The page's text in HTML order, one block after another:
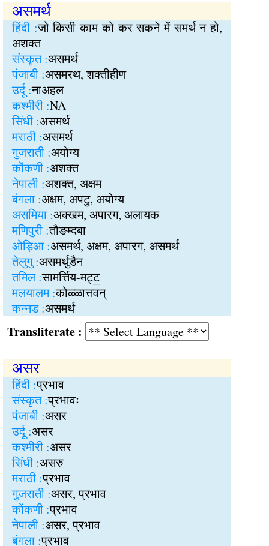
असमर्थ
हिंदी :जो किसी काम को कर सकने में समर्थ न हो,
अशक्त
संस्कृत :असमर्थ
पंजाबी :असमरथ, शक्तीहीण
उर्दू :नाअहल
कश्मीरी :NA
सिंधी :असमर्थ
मराठी :असमर्थ
गुजराती :अयोग्य
कोंकणी :अशक्त
नेपाली :अशक्त, अक्षम
बंगला :अक्षम, अपटु, अयोग्य
असमिया :अक्खम, अपारग, अलायक
मणिपुरी :तौङम्दबा
ओड़िआ :असमर्थ, अक्षम, अपारग, असमर्थ
तेलुगु :असमर्थुडैन
तमिल :सामर्त्तिय-मट्‍ट॒
मलयालम :कोळ्ळात्तवन्
कन्नड :असमर्थ
:
असर
हिंदी :प्रभाव
संस्कृत :प्रभावः
पंजाबी :असर
उर्दू :असर
कश्मीरी :असर
सिंधी :असरु
मराठी :प्रभाव
गुजराती :असर, प्रभाव
कोंकणी :प्रभाव
नेपाली :असर, प्रभाव
बंगला :प्रभाव